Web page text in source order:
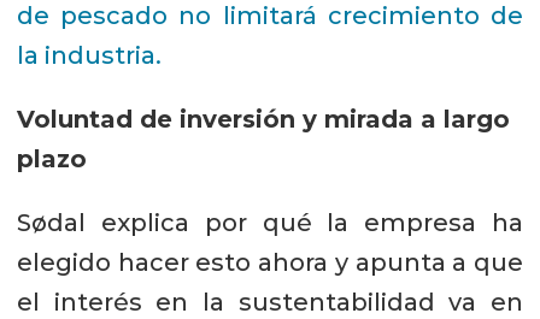
de pescado no limitará crecimiento de
la industria.
Voluntad de inversión y mirada a largo
plazo
Sødal explica por qué la empresa ha
elegido hacer esto ahora y apunta a que
el interés en la sustentabilidad va en